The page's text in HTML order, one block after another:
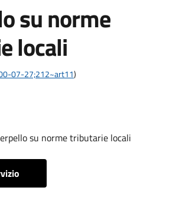
su norme
locali
07-27;212~art11)
su norme tributarie locali